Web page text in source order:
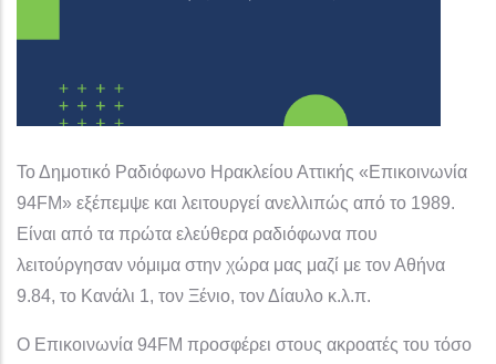
Το Δημοτικό Ραδιόφωνο Ηρακλείου Αττικής «Επικοινωνία
94FM» εξέπεμψε και λειτουργεί ανελλιπώς από το 1989.
Είναι από τα πρώτα ελεύθερα ραδιόφωνα που
λειτούργησαν νόμιμα στην χώρα μας μαζί με τον Αθήνα
9.84, το Κανάλι 1, τον Ξένιο, τον Δίαυλο κ.λ.π.
Ο Επικοινωνία 94FM προσφέρει στους ακροατές του τόσο